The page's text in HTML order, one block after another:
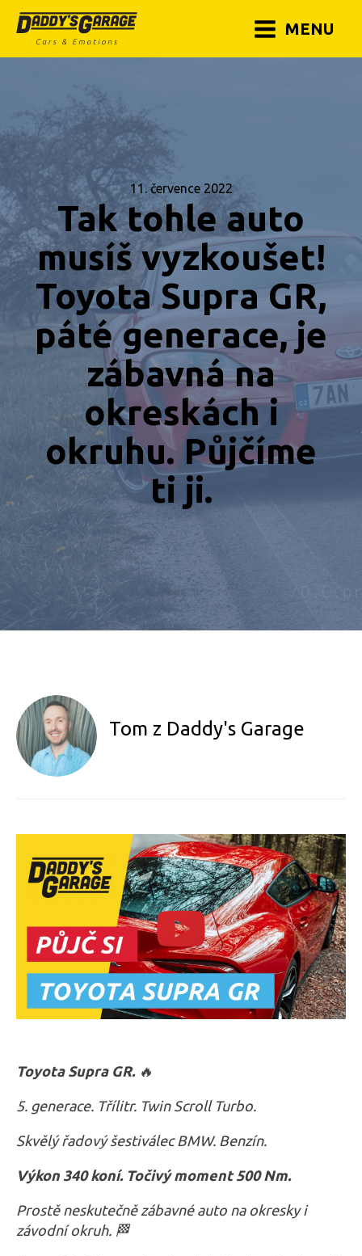
MENU
11. července 2022
Tak tohle auto
musíš vyzkoušet!
Toyota Supra GR,
páté generace, je
zábavná na
okreskách i
okruhu. Půjčíme
ti ji.
Tom z Daddy's Garage
Toyota Supra GR.🔥
5. generace. Třílitr. Twin Scroll Turbo.
Skvělý řadový šestiválec BMW. Benzín.
Výkon 340 koní. Točivý moment 500 Nm.
Prostě neskutečně zábavné auto na okresky i
závodní okruh. 🏁